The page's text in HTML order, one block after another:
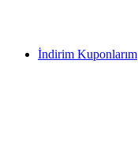
İndirim Kuponlarım